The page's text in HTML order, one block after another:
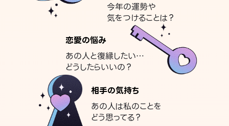
今年の運勢や
気をつけることは？
恋愛の悩み
あの人と復縁したい…
どうしたらいいの？
相手の気持ち
あの人は私のことを
どう思ってる？